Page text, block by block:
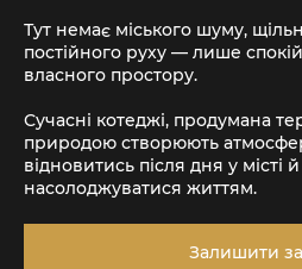
Тут немає міського шуму,
постійного руху — лише
власного простору.
Сучасні котеджі, продумана
природою створюють
відновитись після дня у
насолоджуватися життям.
Залишити